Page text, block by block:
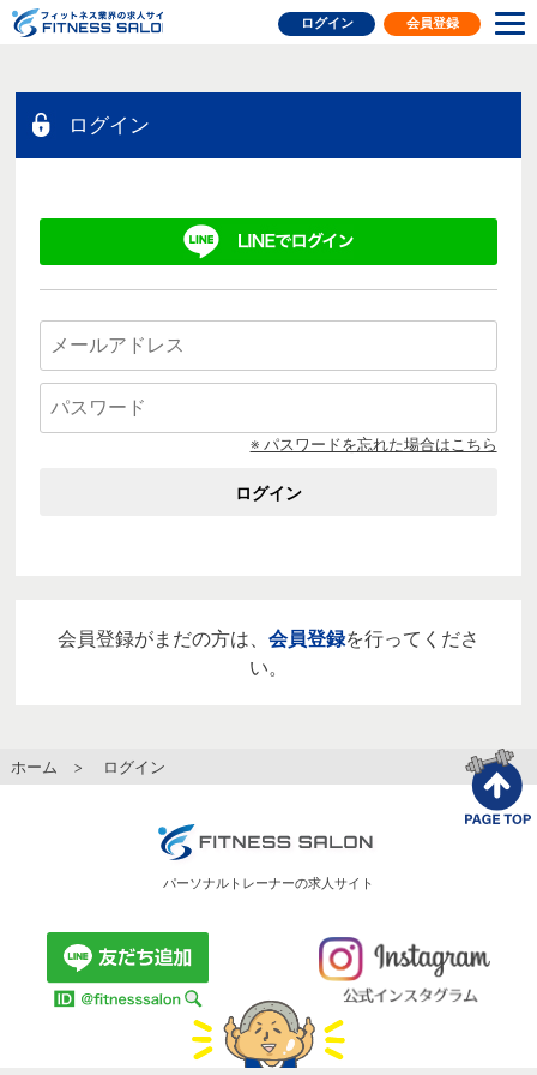
フィットネス業界の求人
ログイン 会員登録
ログイン
※ パスワードを忘れた場合はこちら
ログイン
会員登録がまだの方は、 会員登録を行ってくださ
い。
ホーム > ログイン
パーソナルトレーナーの求人サイト